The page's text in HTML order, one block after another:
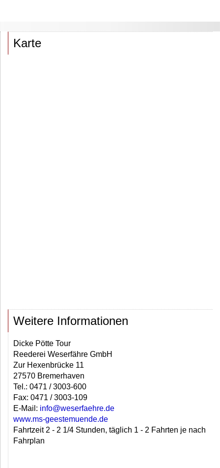
Karte
Weitere Informationen
Dicke Pötte Tour
Reederei Weserfähre GmbH
Zur Hexenbrücke 11
27570 Bremerhaven
Tel.: 0471 / 3003-600
Fax: 0471 / 3003-109
E-Mail: info@weserfaehre.de
www.ms-geestemuende.de
Fahrtzeit 2 - 2 1/4 Stunden, täglich 1 - 2 Fahrten je nach
Fahrplan